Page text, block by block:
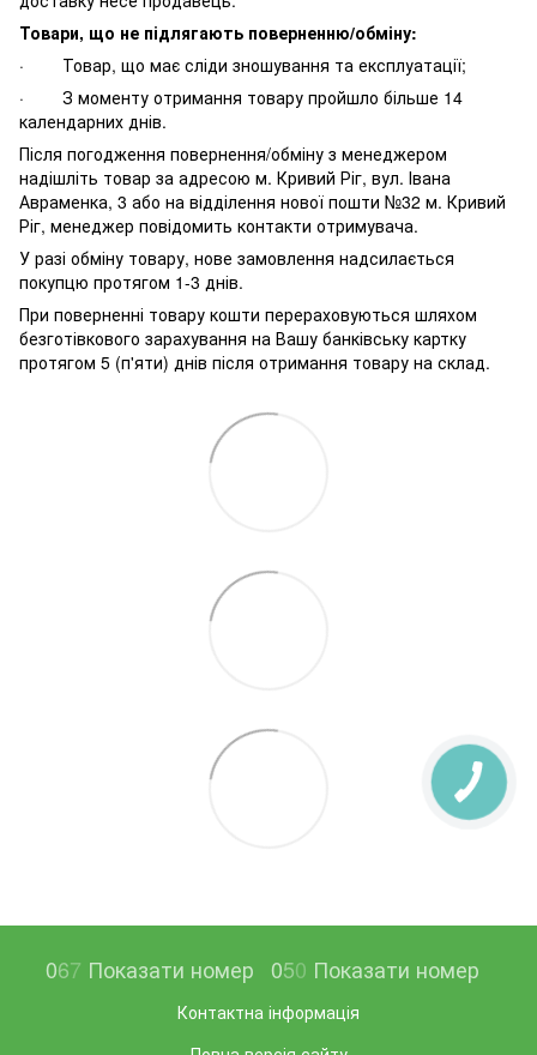
Товари, що не підлягають поверненню/обміну:
· Товар, що має сліди зношування та експлуатації;
· З моменту отримання товару пройшло більше 14
календарних днів.
Після погодження повернення/обміну з менеджером
надішліть товар за адресою м. Кривий Ріг, вул. Івана
Авраменка, 3 або на відділення нової пошти №32 м. Кривий
Ріг, менеджер повідомить контакти отримувача.
У разі обміну товару, нове замовлення надсилається
покупцю протягом 1-3 днів.
При поверненні товару кошти перераховуються шляхом
безготівкового зарахування на Вашу банківську картку
протягом 5 (п'яти) днів після отримання товару на склад.
067 Показати номер 050 Показати номер
Контактна інформація